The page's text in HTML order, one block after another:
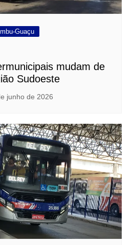
Guaçu
mudam de
Sudoeste
junho de 2026